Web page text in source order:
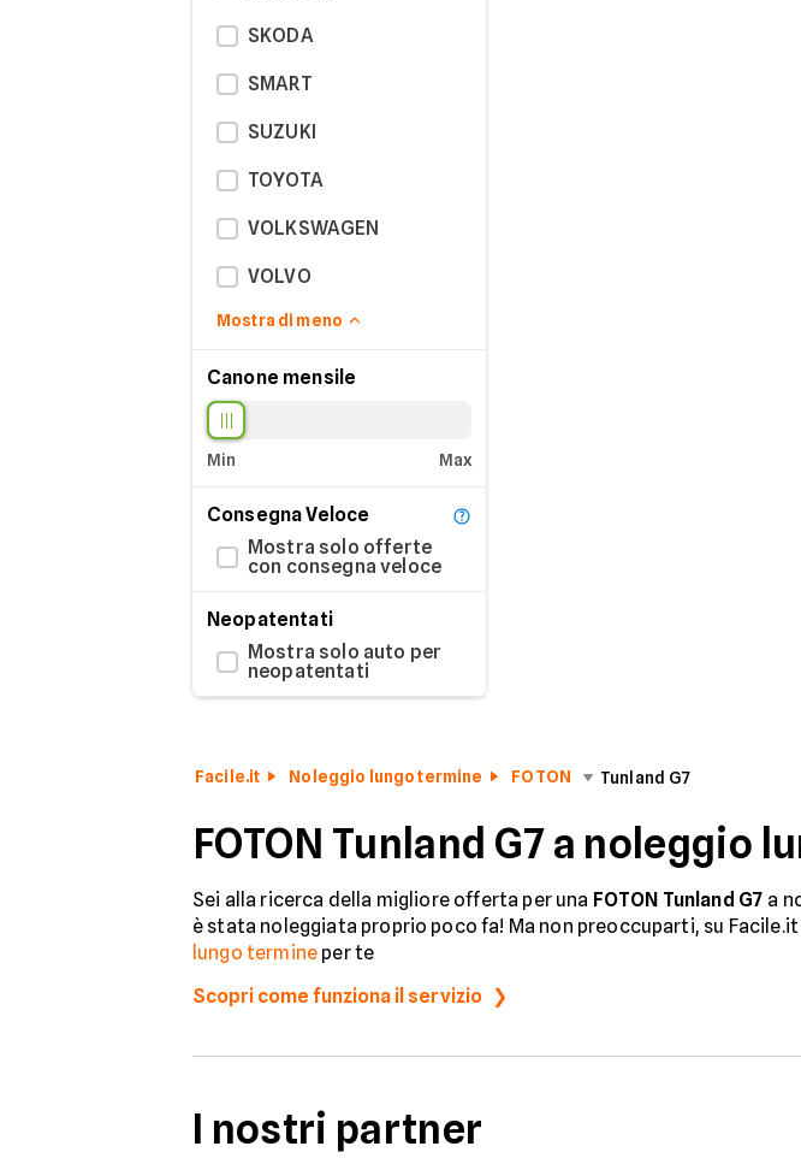
SKODA
SMART
SUZUKI
TOYOTA
VOLKSWAGEN
VOLVO
Mostra di meno
Canone mensile
Min Max
Consegna Veloce
Mostra solo offerte
con consegna veloce
Neopatentati
Mostra solo auto per
neopatentati
Facile.it Noleggio lungo termine FOTON Tunland G7
FOTON Tunland G7 a noleggio
Sei alla ricerca della migliore offerta per una FOTON Tunland G7 a
è stata noleggiata proprio poco fa! Ma non preoccuparti, su
lungo termine per te
Scopri come funziona il servizio
I nostri partner